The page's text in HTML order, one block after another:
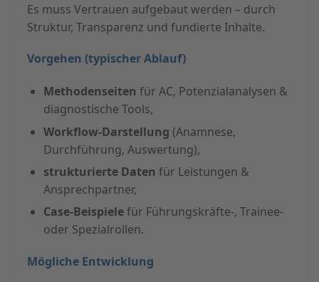
Es muss Vertrauen aufgebaut werden – durch
Struktur, Transparenz und fundierte Inhalte.
Vorgehen (typischer Ablauf)
Methodenseiten für AC, Potenzialanalysen &
diagnostische Tools,
Workflow-Darstellung (Anamnese,
Durchführung, Auswertung),
strukturierte Daten für Leistungen &
Ansprechpartner,
Case-Beispielefür Führungskräfte-, Trainee-
oder Spezialrollen.
Mögliche Entwicklung